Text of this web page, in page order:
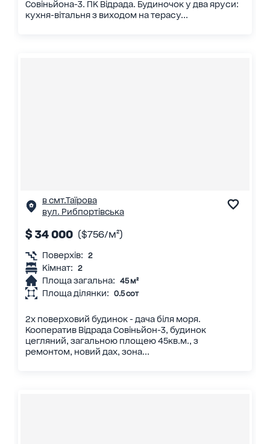
Совіньйона-3. ПК Відрада. Будиночок у два яруси:
кухня-вітальня з виходом на терасу...
в смт.Таїрова
вул. Рибпортівська
$ 34 000 ($756/м²)
Поверхів: 2
Кімнат: 2
Площа загальна: 45 м²
Площа ділянки: 0.5 сот
2х поверховий будинок - дача біля моря.
Кооператив Відрада Совіньйон-3, будинок
цегляний, загальною площею 45кв.м., з
ремонтом, новий дах, зона...